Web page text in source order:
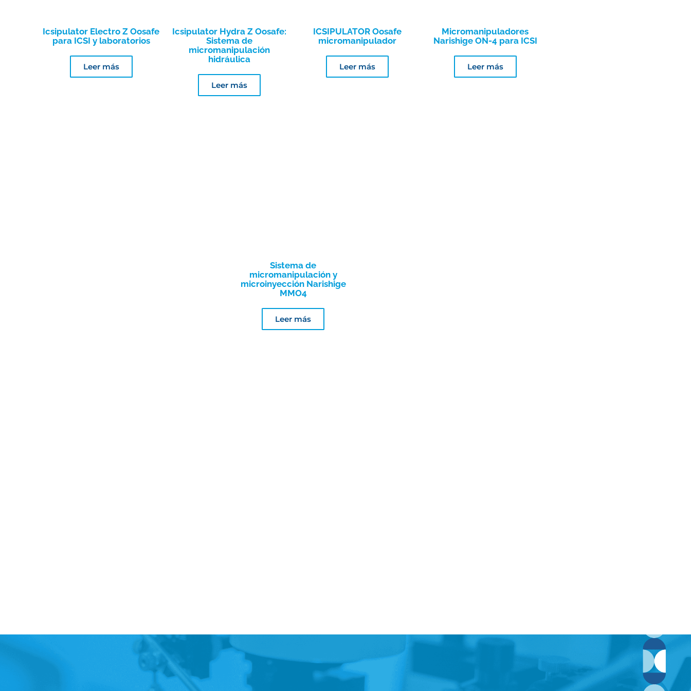
Icsipulator Electro Z Oosafe
para ICSI y laboratorios
Leer más
Icsipulator Hydra Z Oosafe:
Sistema de
micromanipulación
hidráulica
Leer más
ICSIPULATOR Oosafe
micromanipulador
Leer más
Micromanipuladores
Narishige ON-4 para ICSI
Leer más
Sistema de
micromanipulación y
microinyección Narishige
MMO4
Leer más